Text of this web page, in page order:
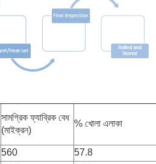
সামগ্রিক ফ্যাব্রিক বেধ
(মাইক্রন)
% খোলা এলাকা
560 57.8